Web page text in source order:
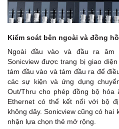
Kiểm soát bên ngoài và đồng hồ
Ngoài đầu vào và đầu ra âm
Sonicview được trang bị giao
tám đầu vào và tám đầu ra để
các sự kiện và ứng dụng
Out/Thru cho phép đồng bộ hóa
Ethernet có thể kết nối với bộ
không dây. Sonicview cũng có hai
nhận lựa chọn thẻ mở rộng.